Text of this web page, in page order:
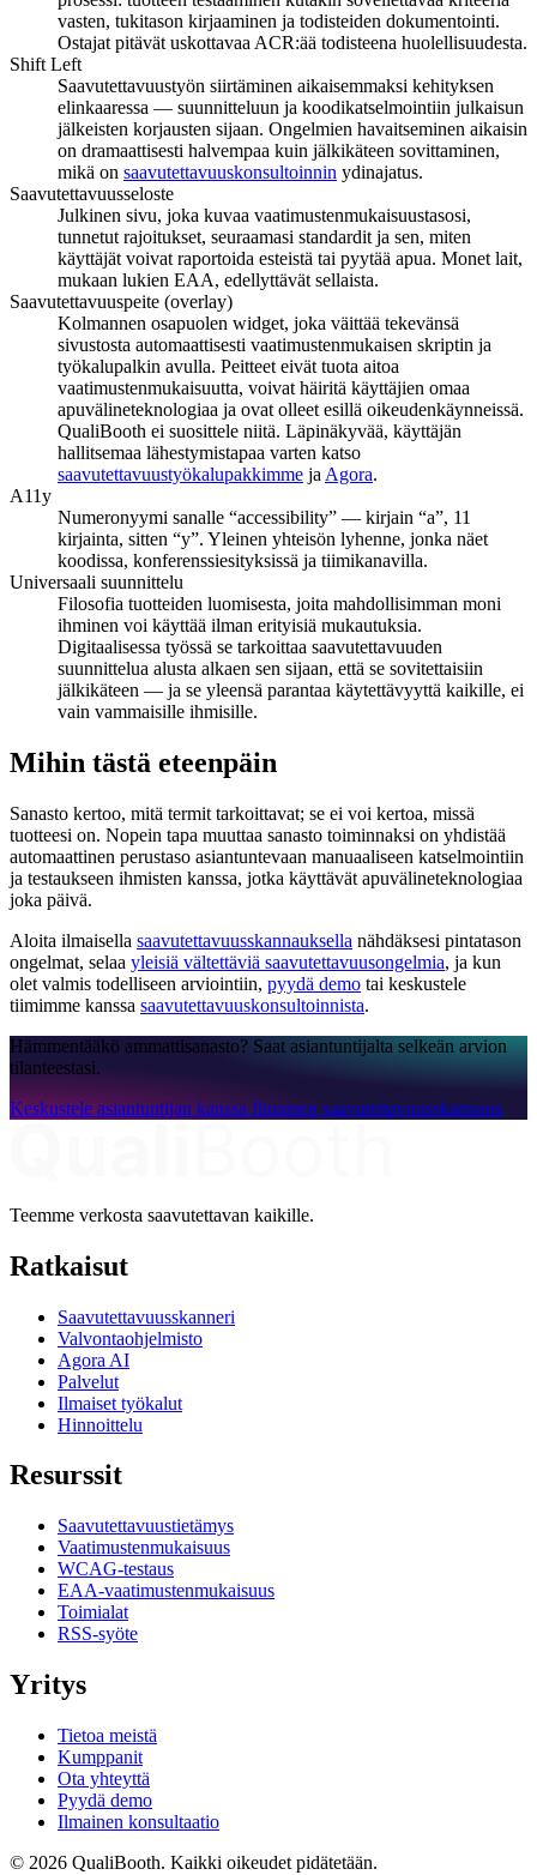
vasten, tukitason kirjaaminen ja todisteiden dokumentointi.
Ostajat pitävät uskottavaa ACR:ää todisteena huolellisuudesta.
Shift Left
Saavutettavuustyön siirtäminen aikaisemmaksi kehityksen
elinkaaressa — suunnitteluun ja koodikatselmointiin julkaisun
jälkeisten korjausten sijaan. Ongelmien havaitseminen aikaisin
on dramaattisesti halvempaa kuin jälkikäteen sovittaminen,
mikä on saavutettavuuskonsultoinnin ydinajatus.
Saavutettavuusseloste
Julkinen sivu, joka kuvaa vaatimustenmukaisuustasosi,
tunnetut rajoitukset, seuraamasi standardit ja sen, miten
käyttäjät voivat raportoida esteistä tai pyytää apua. Monet lait,
mukaan lukien EAA, edellyttävät sellaista.
Saavutettavuuspeite (overlay)
Kolmannen osapuolen widget, joka väittää tekevänsä
sivustosta automaattisesti vaatimustenmukaisen skriptin ja
työkalupalkin avulla. Peitteet eivät tuota aitoa
vaatimustenmukaisuutta, voivat häiritä käyttäjien omaa
apuvälineteknologiaa ja ovat olleet esillä oikeudenkäynneissä.
QualiBooth ei suosittele niitä. Läpinäkyvää, käyttäjän
hallitsemaa lähestymistapaa varten katso
saavutettavuustyökalupakkimme ja Agora.
A11y
Numeronyymi sanalle “accessibility” — kirjain “a”, 11
kirjainta, sitten “y”. Yleinen yhteisön lyhenne, jonka näet
koodissa, konferenssiesityksissä ja tiimikanavilla.
Universaali suunnittelu
Filosofia tuotteiden luomisesta, joita mahdollisimman moni
ihminen voi käyttää ilman erityisiä mukautuksia.
Digitaalisessa työssä se tarkoittaa saavutettavuuden
suunnittelua alusta alkaen sen sijaan, että se sovitettaisiin
jälkikäteen — ja se yleensä parantaa käytettävyyttä kaikille, ei
vain vammaisille ihmisille.
Mihin tästä eteenpäin
Sanasto kertoo, mitä termit tarkoittavat; se ei voi kertoa, missä
tuotteesi on. Nopein tapa muuttaa sanasto toiminnaksi on yhdistää
automaattinen perustaso asiantuntevaan manuaaliseen katselmointiin
ja testaukseen ihmisten kanssa, jotka käyttävät apuvälineteknologiaa
joka päivä.
Aloita ilmaisella saavutettavuusskannauksella nähdäksesi pintatason
ongelmat, selaa yleisiä vältettäviä saavutettavuusongelmia, ja kun
olet valmis todelliseen arviointiin, pyydä demo tai keskustele
tiimimme kanssa saavutettavuuskonsultoinnista.
Hämmentääkö ammattisanasto? Saat asiantuntijalta selkeän arvion
tilanteestasi.
Keskustele asiantuntijan kanssa Ilmainen saavutettavuusskannaus
Teemme verkosta saavutettavan kaikille.
Ratkaisut
Saavutettavuusskanneri
Valvontaohjelmisto
Agora AI
Palvelut
Ilmaiset työkalut
Hinnoittelu
Resurssit
Saavutettavuustietämys
Vaatimustenmukaisuus
WCAG-testaus
EAA-vaatimustenmukaisuus
Toimialat
RSS-syöte
Yritys
Tietoa meistä
Kumppanit
Ota yhteyttä
Pyydä demo
Ilmainen konsultaatio
© 2026 QualiBooth. Kaikki oikeudet pidätetään.